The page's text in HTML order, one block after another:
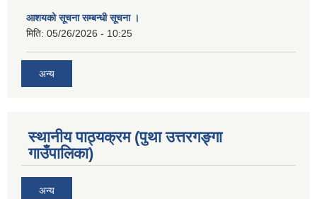
आशयको सूचना सम्बन्धी सूचना ।
मिति: 05/26/2026 - 10:25
अन्य
स्थानीय पाठ्यक्रम (पुथा उत्तरगङ्गा
गाउँपालिका)
अन्य